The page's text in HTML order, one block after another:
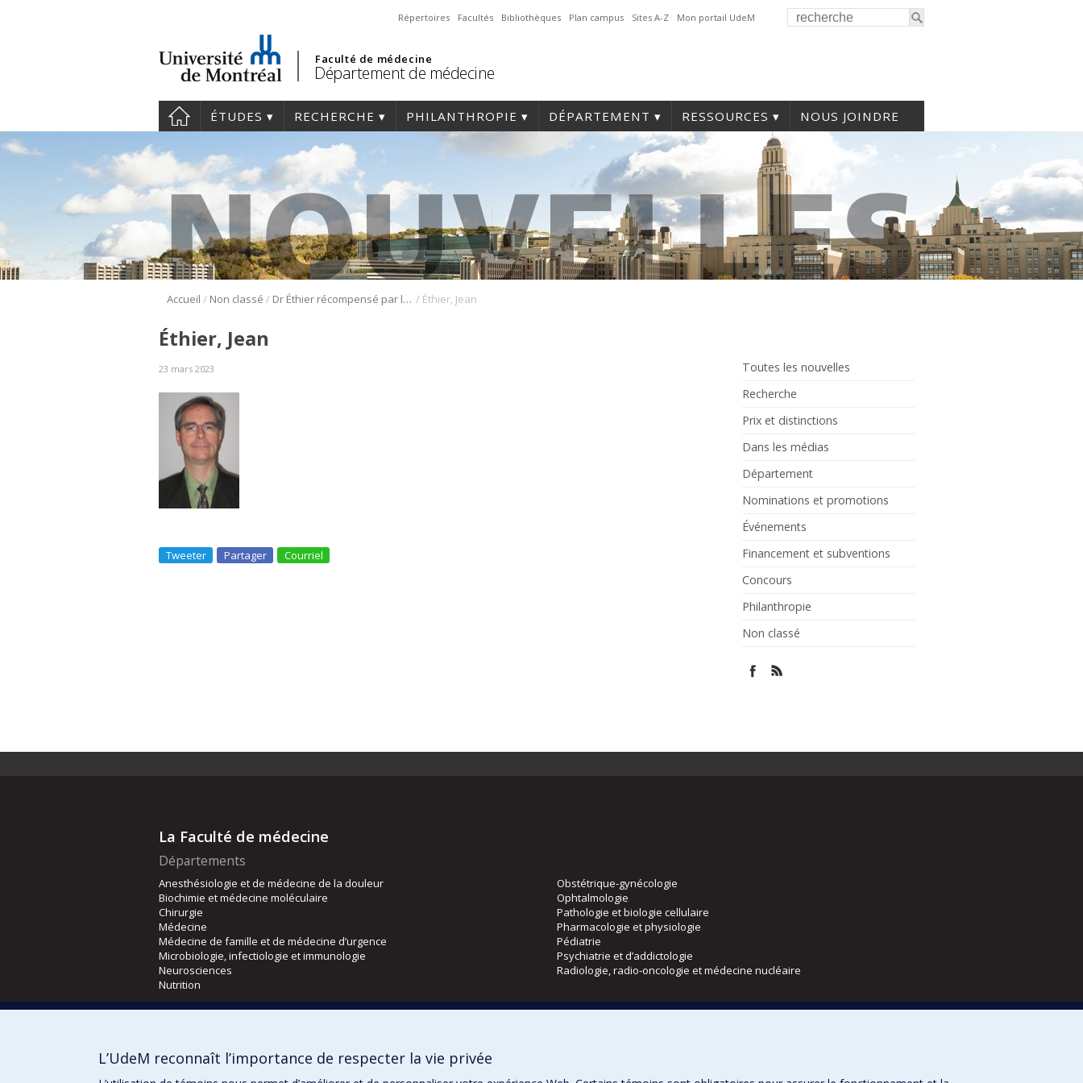
Répertoires Facultés Bibliothèques Plan campus Sites A-Z Mon portail UdeM
Faculté de médecine
Département de médecine
ÉTUDES RECHERCHE PHILANTHROPIE DÉPARTEMENT RESSOURCES NOUS JOINDRE
Accueil / Non classé / Dr Éthier récompensé par la Société canadienne de néphrologie / Éthier, Jean
Toutes les nouvelles
Recherche
Prix et distinctions
Dans les médias
Département
Nominations et promotions
Événements
Financement et subventions
Concours
Philanthropie
Non classé
Éthier, Jean
23 mars 2023
Tweeter Partager Courriel
La Faculté de médecine
Départements
Anesthésiologie et de médecine de la douleur
Biochimie et médecine moléculaire
Chirurgie
Médecine
Médecine de famille et de médecine d’urgence
Microbiologie, infectiologie et immunologie
Neurosciences
Nutrition
Obstétrique-gynécologie
Ophtalmologie
Pathologie et biologie cellulaire
Pharmacologie et physiologie
Pédiatrie
Psychiatrie et d’addictologie
Radiologie, radio-oncologie et médecine nucléaire
Orthophonie et audiologie
L’UdeM reconnaît l’importance de respecter la vie privée